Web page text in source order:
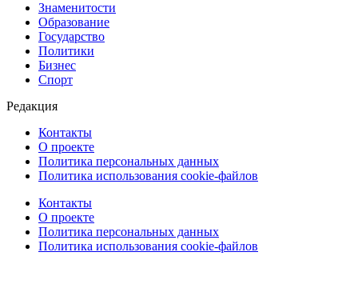
Знаменитости
Образование
Государство
Политики
Бизнес
Спорт
Редакция
Контакты
О проекте
Политика персональных данных
Политика использования cookie-файлов
Контакты
О проекте
Политика персональных данных
Политика использования cookie-файлов